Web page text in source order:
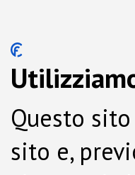
Questo
sito e,